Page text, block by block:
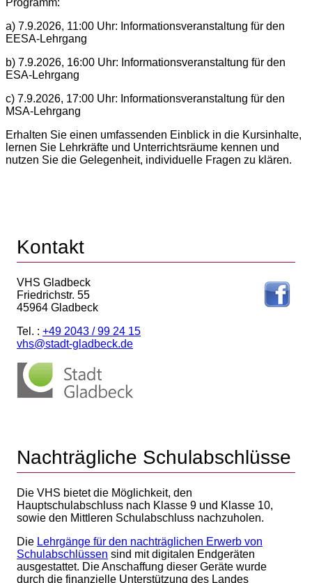
a) 7.9.2026, 11:00 Uhr: Informationsveranstaltung für den
EESA-Lehrgang
b) 7.9.2026, 16:00 Uhr: Informationsveranstaltung für den
ESA-Lehrgang
c) 7.9.2026, 17:00 Uhr: Informationsveranstaltung für den
MSA-Lehrgang
Erhalten Sie einen umfassenden Einblick in die Kursinhalte,
lernen Sie Lehrkräfte und Unterrichtsräume kennen und
nutzen Sie die Gelegenheit, individuelle Fragen zu klären.
Kontakt
VHS Gladbeck
Friedrichstr. 55
45964 Gladbeck
Tel. : +49 2043 / 99 24 15
vhs@stadt-gladbeck.de
Nachträgliche Schulabschlüsse
Die VHS bietet die Möglichkeit, den
Hauptschulabschluss nach Klasse 9 und Klasse 10,
sowie den Mittleren Schulabschluss nachzuholen.
Die Lehrgänge für den nachträglichen Erwerb von
Schulabschlüssen sind mit digitalen Endgeräten
ausgestattet. Die Anschaffung dieser Geräte wurde
durch die finanzielle Unterstützung des Landes